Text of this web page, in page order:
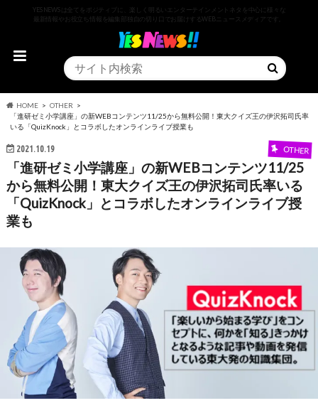
YESNEWSは全てをポジティブに、楽しく明るいエンターテインメントネタを中心に様々な
最新情報やお役立ち情報を編集部独自の切り口でお届けするWEBニュースメディアです。
HOME
OTHER
「進研ゼミ小学講座」の新WEBコンテンツ11/25から無料公開！東大クイズ王の伊沢拓司氏率
いる「QuizKnock」とコラボしたオンラインライブ授業も
2021.10.19 OTHER
「進研ゼミ小学講座」の新WEBコンテンツ11/25
から無料公開！東大クイズ王の伊沢拓司氏率いる
「QuizKnock」とコラボしたオンラインライブ授
業も